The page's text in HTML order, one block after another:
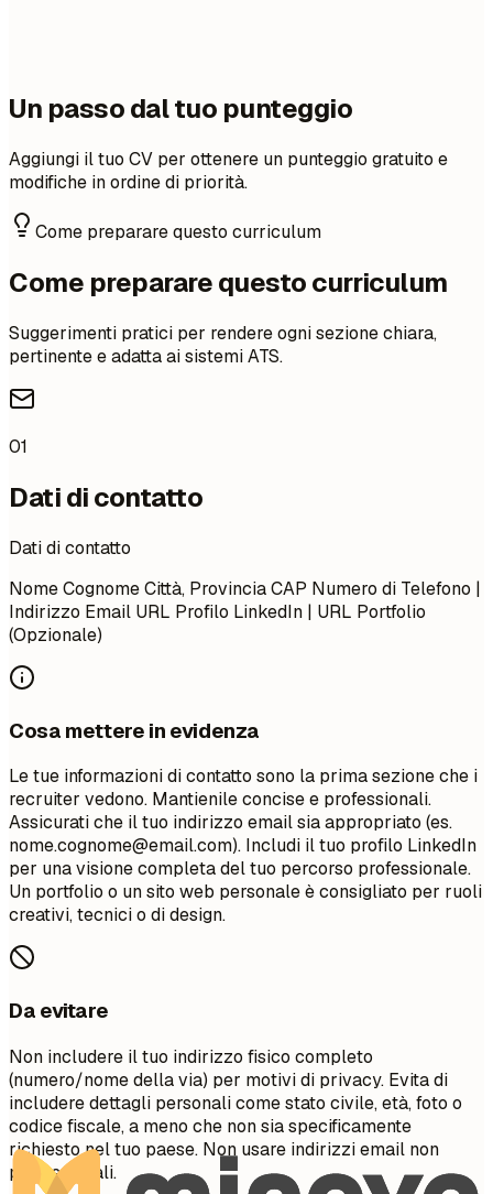
Un passo dal tuo punteggio
Aggiungi il tuo CV per ottenere un punteggio gratuito e
modifiche in ordine di priorità.
Come preparare questo curriculum
Come preparare questo curriculum
Suggerimenti pratici per rendere ogni sezione chiara,
pertinente e adatta ai sistemi ATS.
01
Dati di contatto
Dati di contatto
Nome Cognome Città, Provincia CAP Numero di Telefono |
Indirizzo Email URL Profilo LinkedIn | URL Portfolio
(Opzionale)
Cosa mettere in evidenza
Le tue informazioni di contatto sono la prima sezione che i
recruiter vedono. Mantienile concise e professionali.
Assicurati che il tuo indirizzo email sia appropriato (es.
nome.cognome@email.com). Includi il tuo profilo LinkedIn
per una visione completa del tuo percorso professionale.
Un portfolio o un sito web personale è consigliato per ruoli
creativi, tecnici o di design.
Da evitare
Non includere il tuo indirizzo fisico completo
(numero/nome della via) per motivi di privacy. Evita di
includere dettagli personali come stato civile, età, foto o
codice fiscale, a meno che non sia specificamente
richiesto nel tuo paese. Non usare indirizzi email non
professionali.